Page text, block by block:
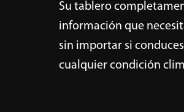
Su tablero
información que
sin importar si
cualquier condición